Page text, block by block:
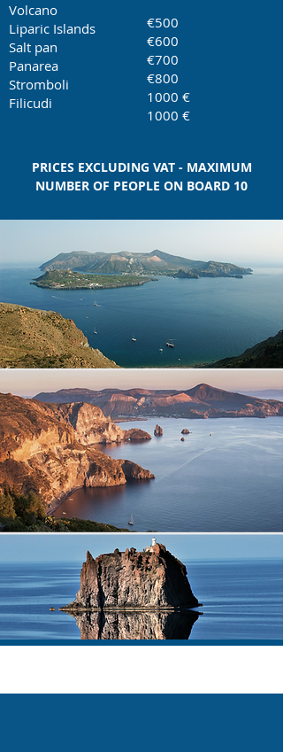
Volcano
Liparic Islands
Salt pan
Panarea
Stromboli
Filicudi
€500
€600
€700
€800
1000 €
1000 €
PRICES EXCLUDING VAT - MAXIMUM
NUMBER OF PEOPLE ON BOARD 10